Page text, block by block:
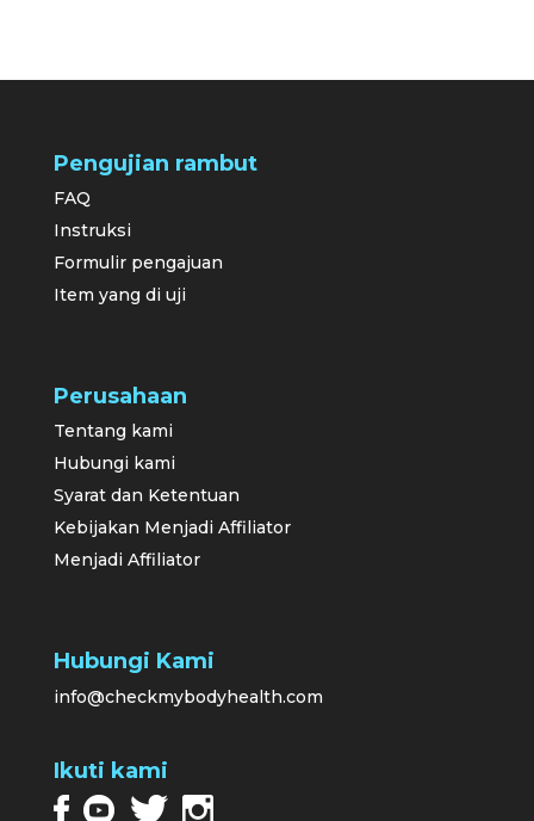
Pengujian rambut
FAQ
Instruksi
Formulir pengajuan
Item yang di uji
Perusahaan
Tentang kami
Hubungi kami
Syarat dan Ketentuan
Kebijakan Menjadi Affiliator
Menjadi Affiliator
Hubungi Kami
info@checkmybodyhealth.com
Ikuti kami